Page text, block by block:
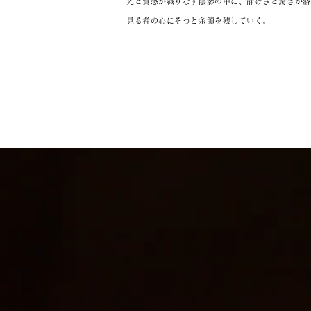
見る者の心にそっと余韻を残していく。